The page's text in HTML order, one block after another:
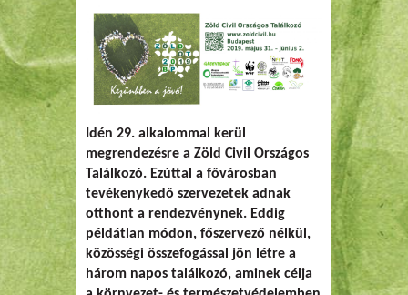
Idén 29. alkalommal kerül
megrendezésre a Zöld Civil Országos
Találkozó. Ezúttal a fővárosban
tevékenykedő szervezetek adnak
otthont a rendezvénynek. Eddig
példátlan módon, főszervező nélkül,
közösségi összefogással jön létre a
három napos találkozó, aminek célja